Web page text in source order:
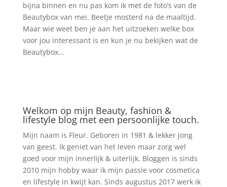
bijna binnen en nu pas kom ik met de foto’s van de
Beautybox van mei. Beetje mosterd na de maaltijd.
Maar wie weet ben je aan het uitzoeken welke box
voor jou interessant is en kun je nu bekijken wat de
Beautybox...
Welkom op mijn Beauty, fashion &
lifestyle blog met een persoonlijke touch.
Mijn naam is Fleur. Geboren in 1981 & lekker jong
van geest. Ik geniet van het leven maar zorg wel
goed voor mijn innerlijk & uiterlijk. Bloggen is sinds
2010 mijn hobby waar ik mijn passie voor cosmetica
en lifestyle in kwijt kan. Sinds augustus 2017 werk ik